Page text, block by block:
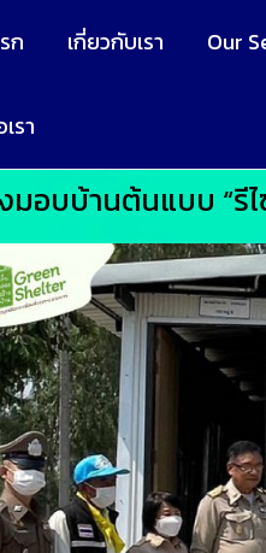
ก เกี่ยวกับเรา Our
รา
มอบบ้านต้นแบบ “รี